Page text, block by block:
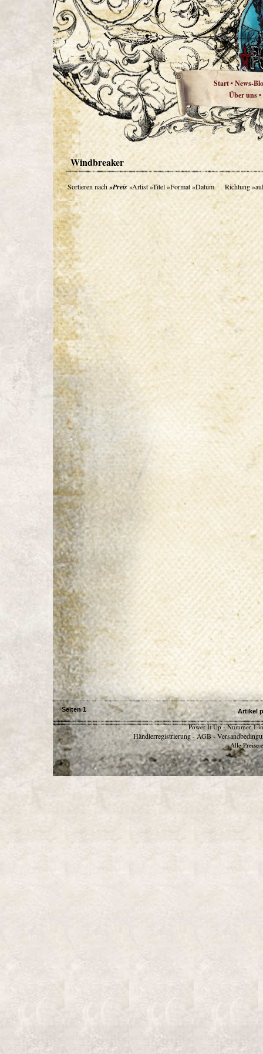
Start•News-
Über uns•
Windbreaker
Sortieren nach»Preis»Artist»Titel»Format»Datum Richtung
Seiten1 Artikel
Power It Up - Nummer 1
Händlerregistrierung - AGB -
Alle Preise